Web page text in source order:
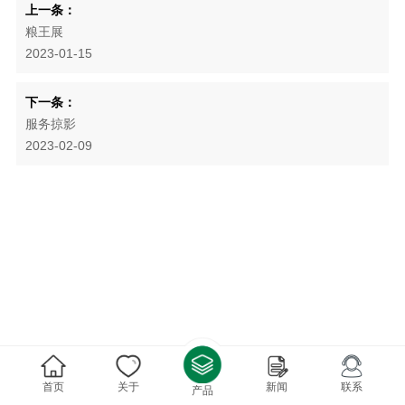
上一条：
粮王展
2023-01-15
下一条：
服务掠影
2023-02-09
首页 关于 产品 新闻 联系